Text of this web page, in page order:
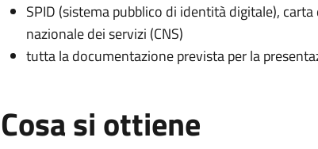
SPID (sistema pubblico di identità digitale),
nazionale dei servizi (CNS)
tutta la documentazione prevista per la
Cosa si ottiene